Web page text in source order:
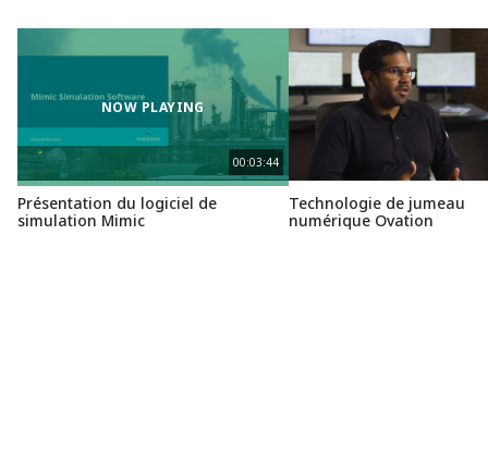
simulation dynamique qui permet aux usines de
traitement d’aborder les questions et les défis
NOW PLAYING
00:03:44
Présentation du logiciel de
simulation Mimic
Technologie de jumeau
numérique Ovation